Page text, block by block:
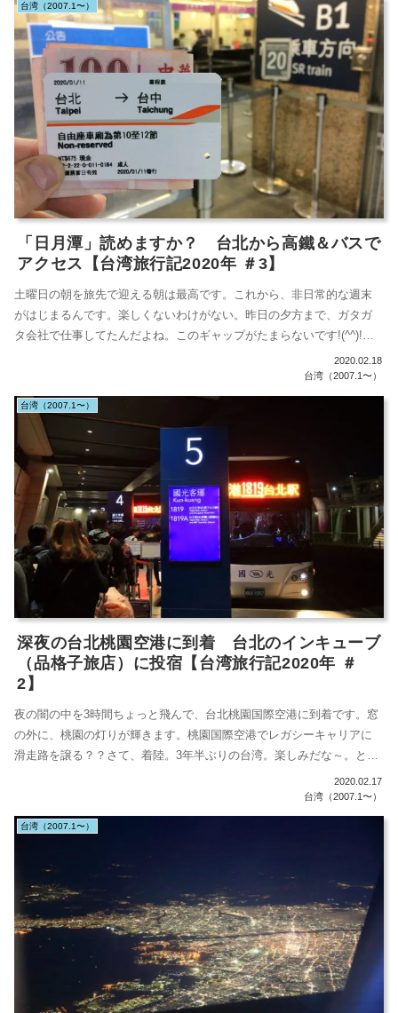
台湾（2007.1〜）
「日月潭」読めますか？ 台北から高鐵＆バスで
アクセス【台湾旅行記2020年 ＃3】
土曜日の朝を旅先で迎える朝は最高です。これから、非日常的な週末
がはじまるんです。楽しくないわけがない。昨日の夕方まで、ガタガ
タ会社で仕事してたんだよね。このギャップがたまらないです!(^^)!台
2020.02.18
台湾（2007.1〜）
台湾（2007.1〜）
深夜の台北桃園空港に到着 台北のインキューブ
（品格子旅店）に投宿【台湾旅行記2020年 ＃
2】
夜の闇の中を3時間ちょっと飛んで、台北桃園国際空港に到着です。窓
の外に、桃園の灯りが輝きます。桃園国際空港でレガシーキャリアに
滑走路を譲る？？さて、着陸。3年半ぶりの台湾。楽しみだな～。とこ
2020.02.17
台湾（2007.1〜）
台湾（2007.1〜）